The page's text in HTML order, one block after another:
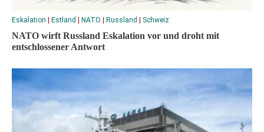
Eskalation Estland NATO Russland Schweiz
NATO wirft Russland Eskalation vor und droht mit
entschlossener Antwort